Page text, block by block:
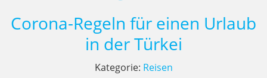
Corona-Regeln für einen Urlaub
in der Türkei
Kategorie: Reisen